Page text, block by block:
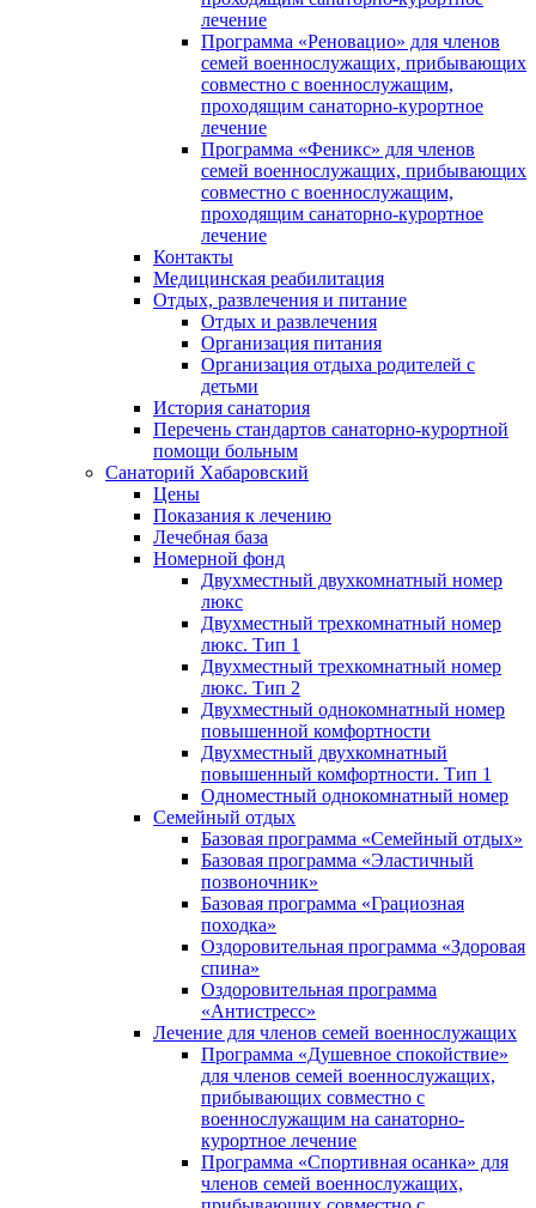
лечение
Программа «Реновацио» для членов
семей военнослужащих, прибывающих
совместно с военнослужащим,
проходящим санаторно-курортное
лечение
Программа «Феникс» для членов
семей военнослужащих, прибывающих
совместно с военнослужащим,
проходящим санаторно-курортное
лечение
Контакты
Медицинская реабилитация
Отдых, развлечения и питание
Отдых и развлечения
Организация питания
Организация отдыха родителей с
детьми
История санатория
Перечень стандартов санаторно-курортной
помощи больным
Санаторий Хабаровский
Цены
Показания к лечению
Лечебная база
Номерной фонд
Двухместный двухкомнатный номер
люкс
Двухместный трехкомнатный номер
люкс. Тип 1
Двухместный трехкомнатный номер
люкс. Тип 2
Двухместный однокомнатный номер
повышенной комфортности
Двухместный двухкомнатный
повышенный комфортности. Тип 1
Одноместный однокомнатный номер
Семейный отдых
Базовая программа «Семейный отдых»
Базовая программа «Эластичный
позвоночник»
Базовая программа «Грациозная
походка»
Оздоровительная программа «Здоровая
спина»
Оздоровительная программа
«Антистресс»
Лечение для членов семей военнослужащих
Программа «Душевное спокойствие»
для членов семей военнослужащих,
прибывающих совместно с
военнослужащим на санаторно-
курортное лечение
Программа «Спортивная осанка» для
членов семей военнослужащих,